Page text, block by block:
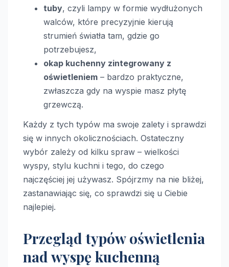
tuby, czyli lampy w formie wydłużonych
walców, które precyzyjnie kierują
strumień światła tam, gdzie go
potrzebujesz,
okap kuchenny zintegrowany z
oświetleniem – bardzo praktyczne,
zwłaszcza gdy na wyspie masz płytę
grzewczą.
Każdy z tych typów ma swoje zalety i sprawdzi
się w innych okolicznościach. Ostateczny
wybór zależy od kilku spraw – wielkości
wyspy, stylu kuchni i tego, do czego
najczęściej jej używasz. Spójrzmy na nie bliżej,
zastanawiając się, co sprawdzi się u Ciebie
najlepiej.
Przegląd typów oświetlenia
nad wyspę kuchenną